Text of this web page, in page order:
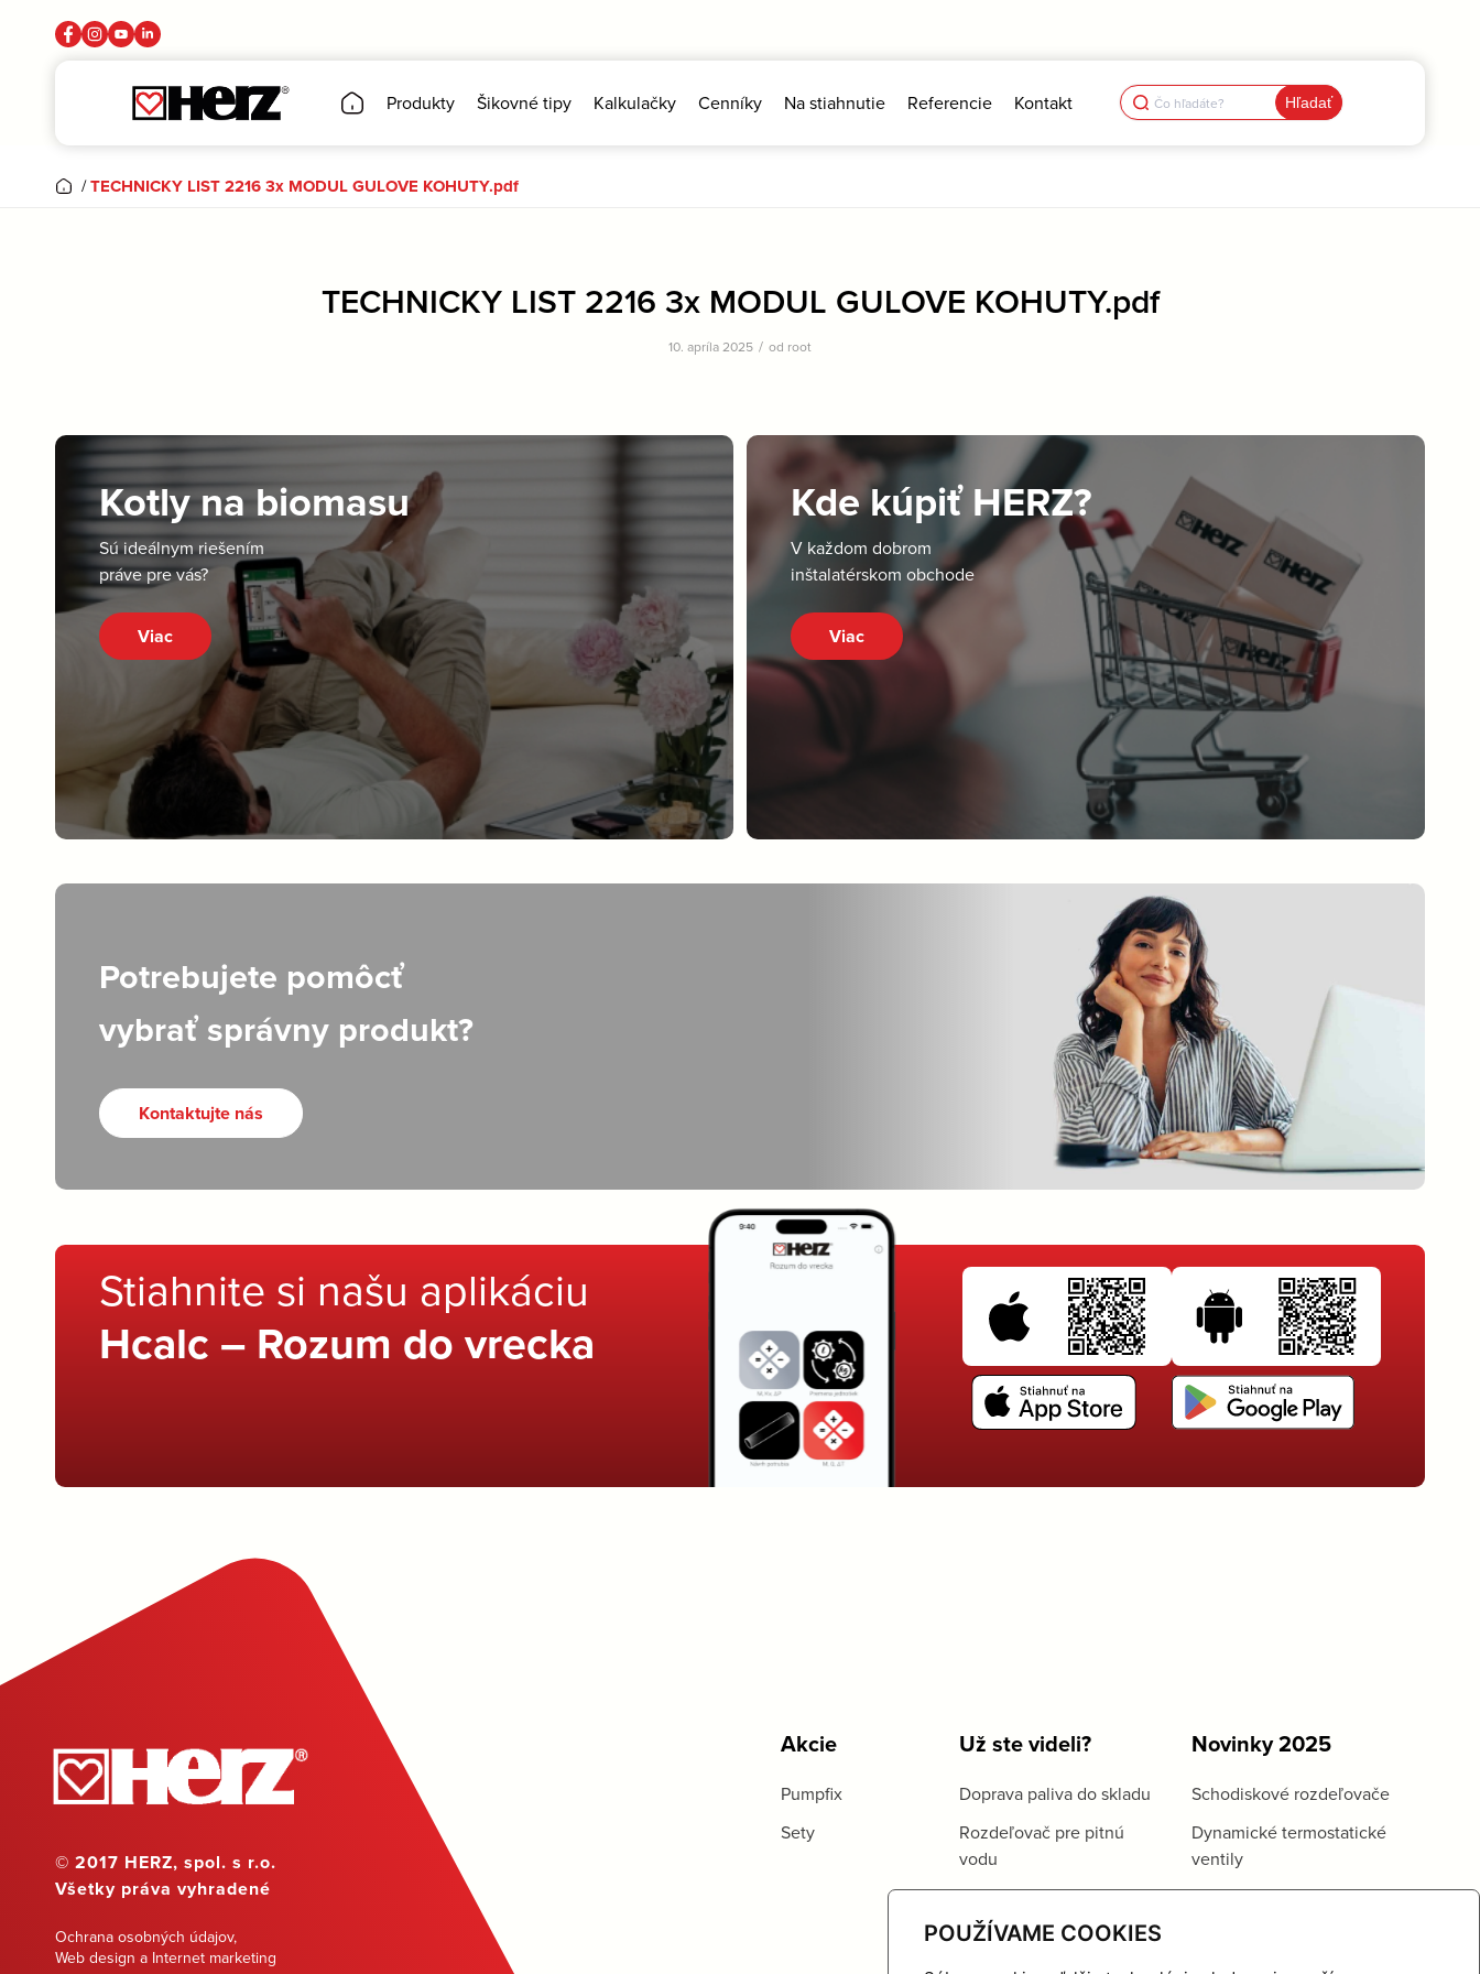
POUŽÍVAME COOKIES
Produkty Šikovné tipy Kalkulačky Cenníky Na stiahnutie Referencie Kontakt Search
for:
/TECHNICKY LIST 2216 3x MODUL GULOVE KOHUTY.pdf
TECHNICKY LIST 2216 3x MODUL GULOVE KOHUTY.pdf
10. apríla 2025 / od root
Kotly na biomasu
Sú ideálnym riešením
práve pre vás?
Viac
Kde kúpiť HERZ?
V každom dobrom
inštalatérskom obchode
Viac
Potrebujete pomôcť
vybrať správny produkt?
Kontaktujte nás
Stiahnite si našu aplikáciu
Hcalc – Rozum do vrecka
© 2017 HERZ, spol. s r.o.
Všetky práva vyhradené
Ochrana osobných údajov,
Web design a Internet marketing
Akcie
Pumpfix
Sety
Už ste videli?
Doprava paliva do skladu
Rozdeľovač pre pitnú
vodu
Novinky 2025
Schodiskové rozdeľovače
Dynamické termostatické
ventily